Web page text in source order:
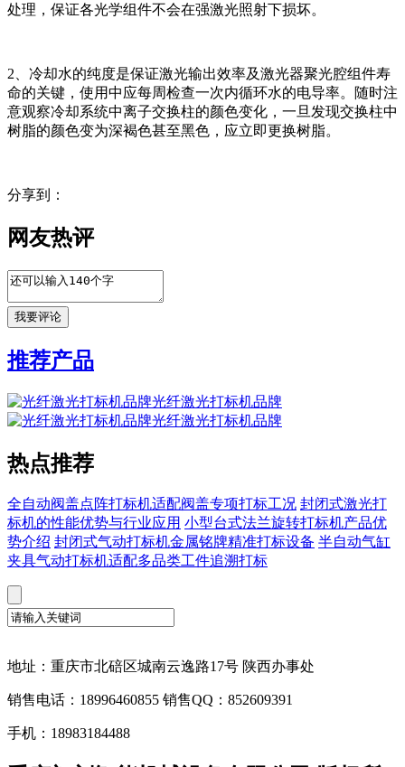
处理，保证各光学组件不会在强激光照射下损坏。
2、冷却水的纯度是保证激光输出效率及激光器聚光腔组件寿
命的关键，使用中应每周检查一次内循环水的电导率。随时注
意观察冷却系统中离子交换柱的颜色变化，一旦发现交换柱中
树脂的颜色变为深褐色甚至黑色，应立即更换树脂。
分享到：
网友热评
推荐产品
光纤激光打标机品牌
光纤激光打标机品牌
热点推荐
全自动阀盖点阵打标机适配阀盖专项打标工况 封闭式激光打
标机的性能优势与行业应用 小型台式法兰旋转打标机产品优
势介绍 封闭式气动打标机金属铭牌精准打标设备 半自动气缸
夹具气动打标机适配多品类工件追溯打标
地址：重庆市北碚区城南云逸路17号 陕西办事处
销售电话：18996460855 销售QQ：852609391
手机：18983184488